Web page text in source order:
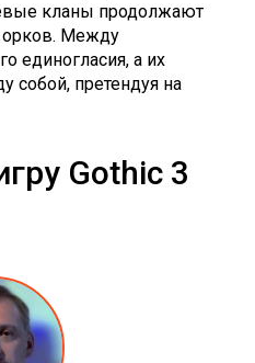
кланы продолжают
орков. Между
единогласия, а их
претендуя на
Gothic 3